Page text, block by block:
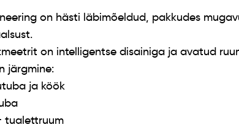
on hästi läbimõeldud, pakkudes
on intelligentse disainiga ja avatud
järgmine:
ja köök
tualettruum